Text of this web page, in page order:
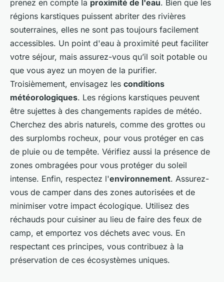
prenez en compte la proximité de l'eau. Bien que les
régions karstiques puissent abriter des rivières
souterraines, elles ne sont pas toujours facilement
accessibles. Un point d'eau à proximité peut faciliter
votre séjour, mais assurez-vous qu’il soit potable ou
que vous ayez un moyen de la purifier.
Troisièmement, envisagez les conditions
météorologiques. Les régions karstiques peuvent
être sujettes à des changements rapides de météo.
Cherchez des abris naturels, comme des grottes ou
des surplombs rocheux, pour vous protéger en cas
de pluie ou de tempête. Vérifiez aussi la présence de
zones ombragées pour vous protéger du soleil
intense. Enfin, respectez l'environnement. Assurez-
vous de camper dans des zones autorisées et de
minimiser votre impact écologique. Utilisez des
réchauds pour cuisiner au lieu de faire des feux de
camp, et emportez vos déchets avec vous. En
respectant ces principes, vous contribuez à la
préservation de ces écosystèmes uniques.